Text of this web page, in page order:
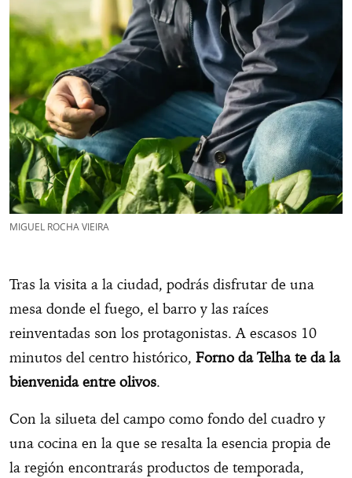
MIGUEL ROCHA VIEIRA
Tras la visita a la ciudad, podrás disfrutar de una
mesa donde el fuego, el barro y las raíces
reinventadas son los protagonistas. A escasos 10
minutos del centro histórico, Forno da Telha te da la
bienvenida entre olivos.
Con la silueta del campo como fondo del cuadro y
una cocina en la que se resalta la esencia propia de
la región encontrarás productos de temporada,